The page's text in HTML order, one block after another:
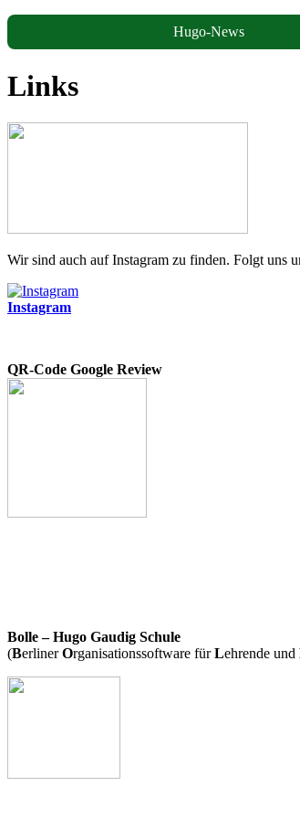
Hugo-News
Links
Wir sind auch auf Instagram zu finden. Folgt uns
Instagram
QR-Code Google Review
Bolle – Hugo Gaudig Schule
(BerlinerOrganisationssoftware fürLehrende und